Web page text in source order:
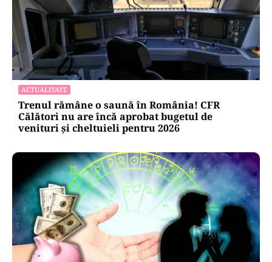
ACTUALITATE
Trenul rămâne o saună în România! CFR
Călători nu are încă aprobat bugetul de
venituri și cheltuieli pentru 2026